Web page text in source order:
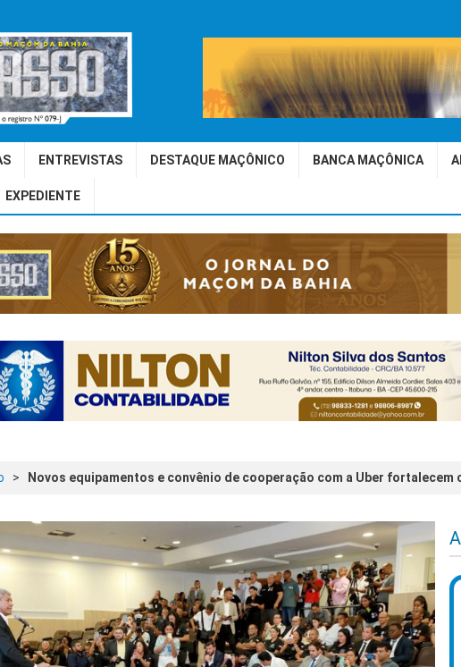
ENTREVISTAS DESTAQUE MAÇÔNICO BANCA MAÇÔNICA
EXPEDIENTE
> Novos equipamentos e convênio de cooperação com a Uber fortalecem